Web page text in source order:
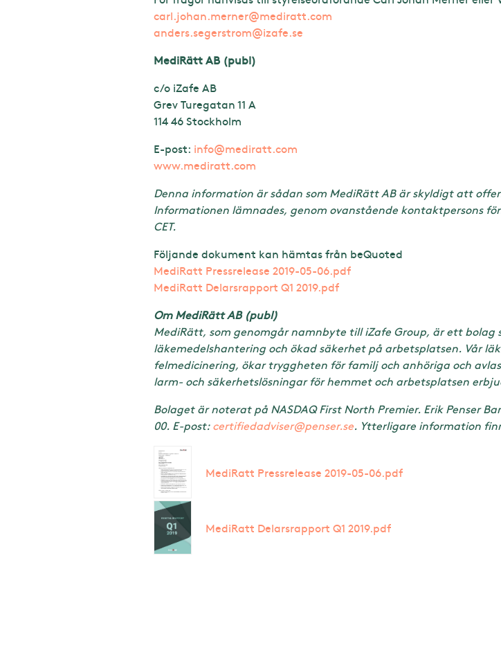
carl.johan.merner@mediratt.com
anders.segerstrom@izafe.se
MediRätt AB (publ)
c/o iZafe AB
Grev Turegatan 11 A
114 46 Stockholm
E-post: info@mediratt.com
www.mediratt.com
Denna information är sådan som MediRätt AB är skyldigt att
Informationen lämnades, genom ovanstående kontaktpersons
CET.
Följande dokument kan hämtas från beQuoted
MediRatt Pressrelease 2019-05-06.pdf
MediRatt Delarsrapport Q1 2019.pdf
Om MediRätt AB (publ)
MediRätt, som genomgår namnbyte till iZafe Group, är ett
läkemedelshantering och ökad säkerhet på arbetsplatsen. Vår
felmedicinering, ökar tryggheten för familj och anhöriga och
larm- och säkerhetslösningar för hemmet och arbetsplatsen
Bolaget är noterat på NASDAQ First North Premier. Erik Penser
00. E-post:certifiedadviser@penser.se. Ytterligare information
MediRatt Pressrelease 2019-05-06.pdf
MediRatt Delarsrapport Q1 2019.pdf